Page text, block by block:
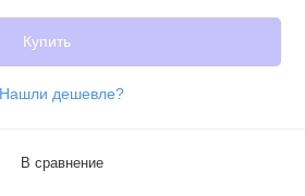
Купить
Нашли дешевле?
В сравнение